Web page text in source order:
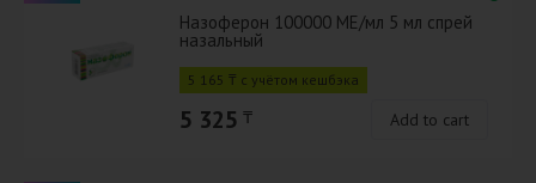
Назоферон 100000 МЕ/мл 5 мл спрей
назальный
5 165 ₸ с учётом кешбэка
5 325 ₸ Add to cart